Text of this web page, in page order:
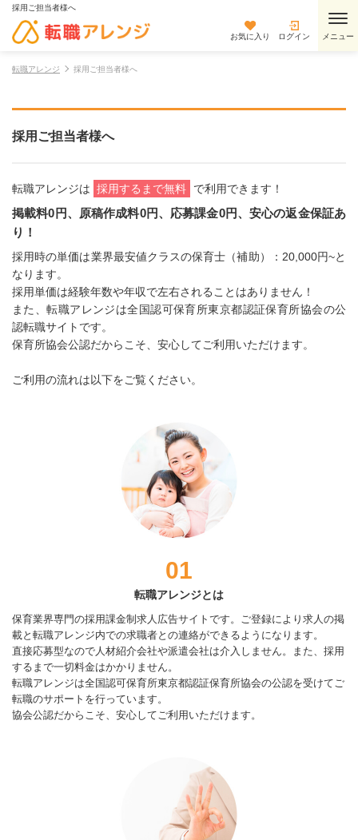
採用ご担当者様へ
お気に入り ログイン
転職アレンジ 採用ご担当者様へ
採用ご担当者様へ
転職アレンジは 採用するまで無料 で利用できます！
掲載料0円、原稿作成料0円、応募課金0円、安心の返金保証あ
り！
採用時の単価は業界最安値クラスの保育士（補助）：20,000円~と
なります。
採用単価は経験年数や年収で左右されることはありません！
また、転職アレンジは全国認可保育所東京都認証保育所協会の公
認転職サイトです。
保育所協会公認だからこそ、安心してご利用いただけます。
ご利用の流れは以下をご覧ください。
01
転職アレンジとは
保育業界専門の採用課金制求人広告サイトです。ご登録により求人の掲
載と転職アレンジ内での求職者との連絡ができるようになります。
直接応募型なので人材紹介会社や派遣会社は介入しません。また、採用
するまで一切料金はかかりません。
転職アレンジは全国認可保育所東京都認証保育所協会の公認を受けてご
転職のサポートを行っています。
協会公認だからこそ、安心してご利用いただけます。